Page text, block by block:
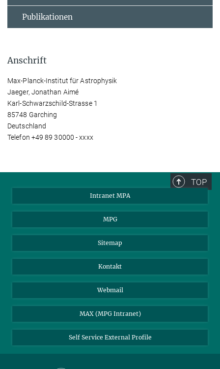
Publikationen
Anschrift
Max-Planck-Institut für Astrophysik
Jaeger, Jonathan Aimé
Karl-Schwarzschild-Strasse 1
85748 Garching
Deutschland
Telefon +49 89 30000 - xxxx
TOP
Intranet MPA
MPG
Sitemap
Kontakt
Webmail
MAX (MPG Intranet)
Self Service External Profile